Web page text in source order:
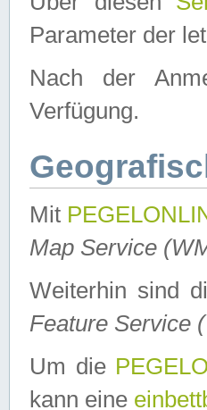
Parameter der
Nach der
Verfügung.
Mit
Map Service
Weiterhin sind
Feature Service
Um die
kann eine